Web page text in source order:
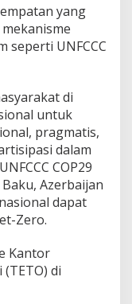
yang
seperti UNFCCC
di
untuk
pragmatis,
dalam
COP29
Azerbaijan
dapat
Zero.
Kantor
di